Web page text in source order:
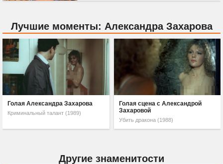
Лучшие моменты: Александра Захарова
Голая Александра Захарова
Криминальный талант (1989)
Голая сцена с Александрой
Захаровой
Убить дракона (1988)
Другие знаменитости